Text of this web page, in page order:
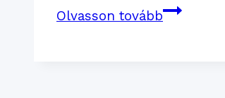
Olvasson továbbMikor